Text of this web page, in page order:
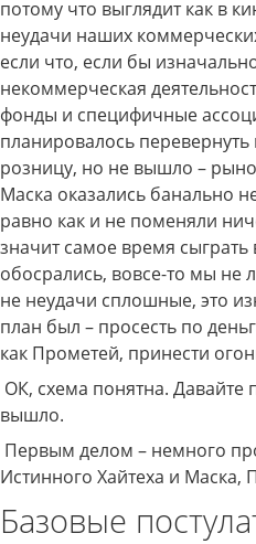
потому что выглядит как в
неудачи наших
если что, если бы
некоммерческая
фонды и специфичные
планировалось
розницу, но не вышло –
Маска оказались банально
равно как и не поменяли
значит самое время сыграть
обосрались, вовсе-то мы не
не неудачи сплошные, это
план был – просесть по
как Прометей, принести
ОК, схема понятна. Давайте
вышло.
Первым делом – немного
Истинного Хайтеха и Маска,
Базовые